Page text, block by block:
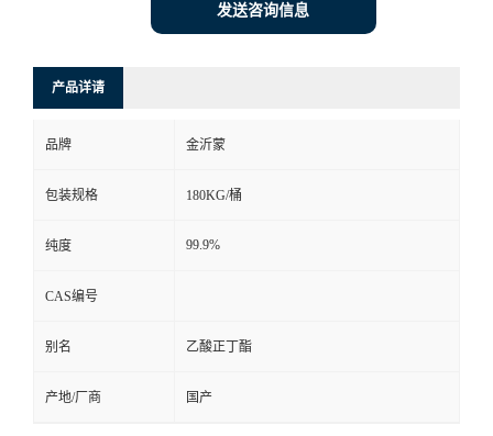
发送咨询信息
产品详请
品牌 金沂蒙
包装规格 180KG/桶
纯度 99.9%
CAS编号
别名 乙酸正丁酯
产地/厂商 国产